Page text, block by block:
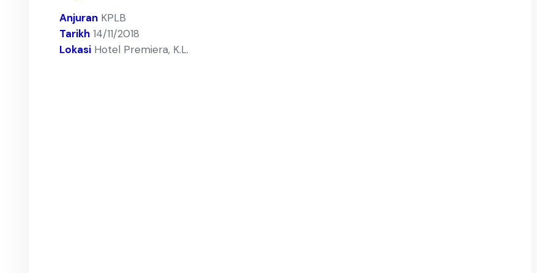
Anjuran KPLB
Tarikh 14/11/2018
Lokasi Hotel Premiera, K.L.